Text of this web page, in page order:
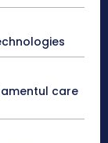
care